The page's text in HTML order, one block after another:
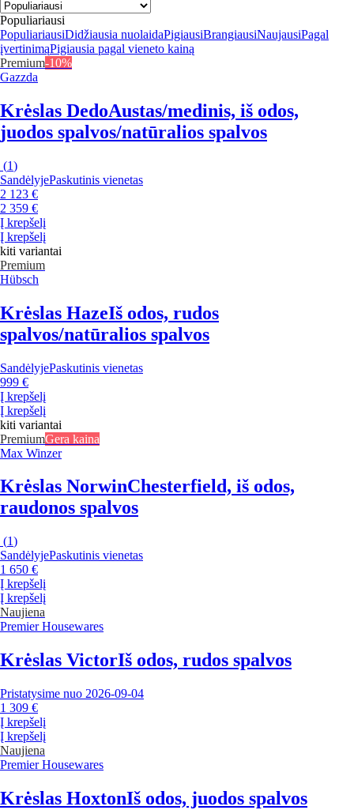
Populiariausi
PopuliariausiDidžiausia nuolaidaPigiausiBrangiausiNaujausiPagal
įvertinimąPigiausia pagal vieneto kainą
Premium-10%
Gazzda
Krėslas DedoAustas/medinis, iš odos,
juodos spalvos/natūralios spalvos
(1)
SandėlyjePaskutinis vienetas
2 123 €
2 359 €
Į krepšelį
Į krepšelį
kiti variantai
Premium
Hübsch
Krėslas HazeIš odos, rudos
spalvos/natūralios spalvos
SandėlyjePaskutinis vienetas
999 €
Į krepšelį
Į krepšelį
kiti variantai
PremiumGera kaina
Max Winzer
Krėslas NorwinChesterfield, iš odos,
raudonos spalvos
(1)
SandėlyjePaskutinis vienetas
1 650 €
Į krepšelį
Į krepšelį
Naujiena
Premier Housewares
Krėslas VictorIš odos, rudos spalvos
Pristatysime nuo 2026‑09‑04
1 309 €
Į krepšelį
Į krepšelį
Naujiena
Premier Housewares
Krėslas HoxtonIš odos, juodos spalvos